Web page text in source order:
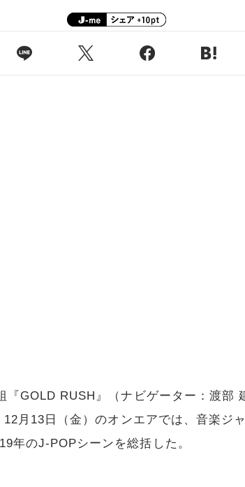
『GOLD RUSH』（ナビゲーター：渡部
12月13日（金）のオンエアでは、音楽ジ
年のJ-POPシーンを総括した。